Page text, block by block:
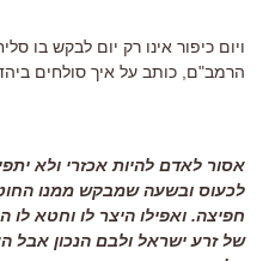
ויום כיפור אינו רק יום לבקש בו
הרמב"ם, כותב על איך סולחים
אסור לאדם להיות אכזרי ולא
לכעוס ובשעה שמבקש ממנו
חפיצה. ואפילו היצר לו וחטא לו
של זרע ישראל ולבם הנכון אבל